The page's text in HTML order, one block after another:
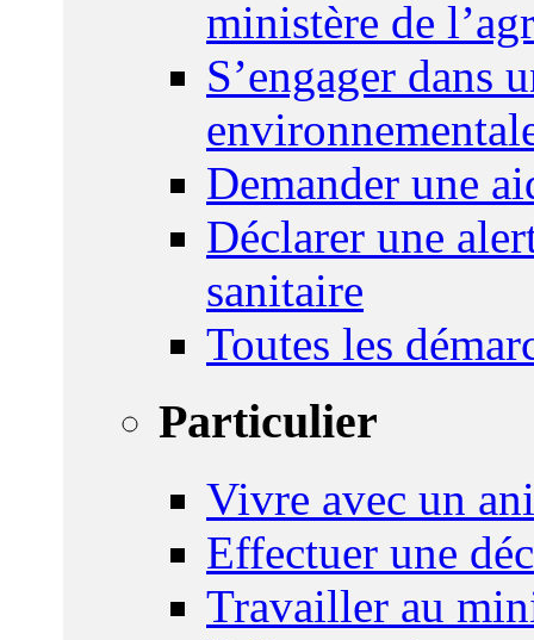
ministère de
S’engager dans
Demander une
Déclarer une
sanitaire
Toutes les
Particulier
Vivre avec un
Effectuer une
Travailler au